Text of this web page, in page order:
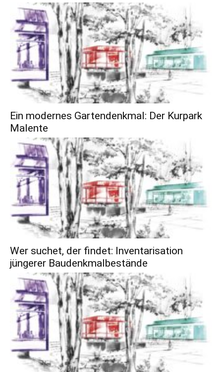
Ein modernes Gartendenkmal: Der Kurpark
Malente
Wer suchet, der findet: Inventarisation
jüngerer Baudenkmalbestände